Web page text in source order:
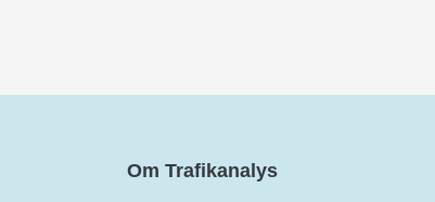
Om Trafikanalys